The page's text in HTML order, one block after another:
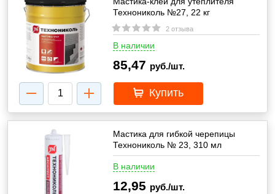
Технониколь №27, 22 кг
2 отзыва
В наличии
85,47 руб./шт.
Купить
Мастика для гибкой черепицы
Технониколь № 23, 310 мл
В наличии
12,95 руб./шт.